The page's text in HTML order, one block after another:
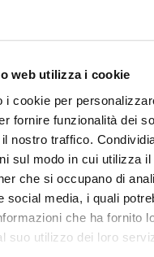
web utilizza i cookie
i cookie per
fornire funzionalità dei
nostro traffico.
sul modo in cui utilizza
che si occupano di
social media, i quali
che ha fornito
suo utilizzo dei loro
ora e luogo.
nella notifica
di Servizi.